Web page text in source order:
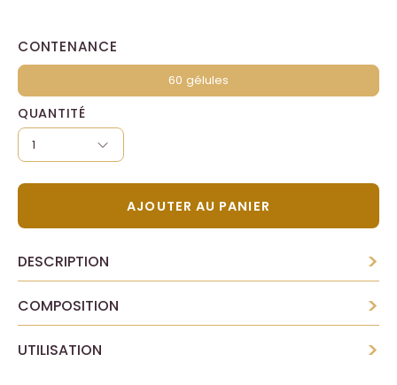
CONTENANCE
60 gélules
QUANTITÉ
1
AJOUTER AU PANIER
DESCRIPTION >
COMPOSITION >
UTILISATION >